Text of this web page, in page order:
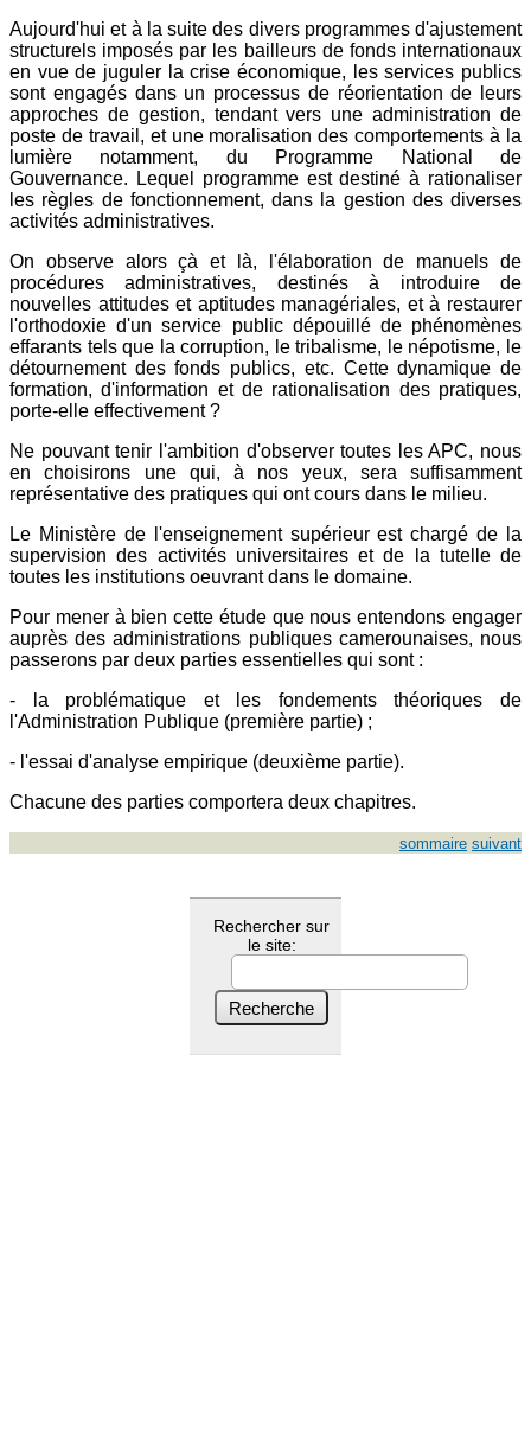
Aujourd'hui et à la suite des divers programmes d'ajustement
structurels imposés par les bailleurs de fonds internationaux
en vue de juguler la crise économique, les services publics
sont engagés dans un processus de réorientation de leurs
approches de gestion, tendant vers une administration de
poste de travail, et une moralisation des comportements à la
lumière notamment, du Programme National de
Gouvernance. Lequel programme est destiné à rationaliser
les règles de fonctionnement, dans la gestion des diverses
activités administratives.
On observe alors çà et là, l'élaboration de manuels de
procédures administratives, destinés à introduire de
nouvelles attitudes et aptitudes managériales, et à restaurer
l'orthodoxie d'un service public dépouillé de phénomènes
effarants tels que la corruption, le tribalisme, le népotisme, le
détournement des fonds publics, etc. Cette dynamique de
formation, d'information et de rationalisation des pratiques,
porte-elle effectivement ?
Ne pouvant tenir l'ambition d'observer toutes les APC, nous
en choisirons une qui, à nos yeux, sera suffisamment
représentative des pratiques qui ont cours dans le milieu.
Le Ministère de l'enseignement supérieur est chargé de la
supervision des activités universitaires et de la tutelle de
toutes les institutions oeuvrant dans le domaine.
Pour mener à bien cette étude que nous entendons engager
auprès des administrations publiques camerounaises, nous
passerons par deux parties essentielles qui sont :
- la problématique et les fondements théoriques de
l'Administration Publique (première partie) ;
- l'essai d'analyse empirique (deuxième partie).
Chacune des parties comportera deux chapitres.
sommaire suivant
Rechercher sur
le site: